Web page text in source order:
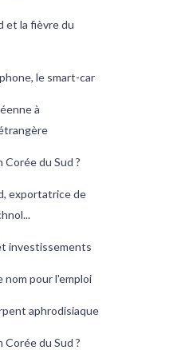
et la fièvre du
le smart-car
à
du Sud ?
exportatrice de
investissements
nom pour l'emploi
aphrodisiaque
du Sud ?